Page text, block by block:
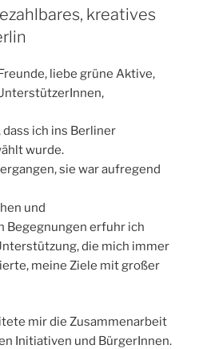
kreatives
liebe grüne Aktive,
dass ich ins Berliner
wurde.
sie war aufregend
und
Begegnungen erfuhr ich
die mich immer
meine Ziele mit großer
mir die Zusammenarbeit
Initiativen und BürgerInnen.